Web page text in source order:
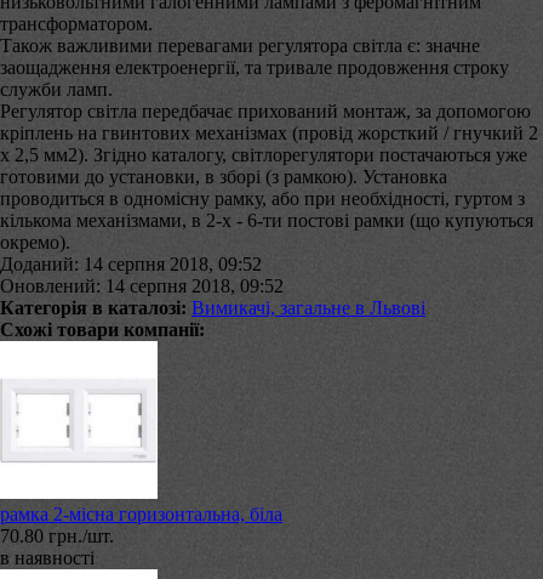
трансформатором.
Також важливими перевагами регулятора світла є: значне
заощадження електроенергії, та тривале продовження строку
служби ламп.
Регулятор світла передбачає прихований монтаж, за допомогою
кріплень на гвинтових механізмах (провід жорсткий / гнучкий 2
х 2,5 мм2). Згідно каталогу, світлорегулятори постачаються уже
готовими до установки, в зборі (з рамкою). Установка
проводиться в одномісну рамку, або при необхідності, гуртом з
кількома механізмами, в 2-х - 6-ти постові рамки (що купуються
окремо).
Доданий: 14 серпня 2018, 09:52
Оновлений: 14 серпня 2018, 09:52
Категорія в каталозі: Вимикачі, загальне в Львові
Схожі товари компанії:
рамка 2-місна горизонтальна, біла
70.80 грн./шт.
в наявності